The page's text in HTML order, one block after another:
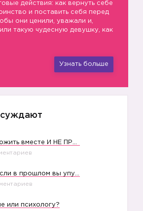
действия: как вернуть себе
и поставить себя перед
они ценили, уважали и,
такую чудесную девушку, как
Узнать больше
или психологу?